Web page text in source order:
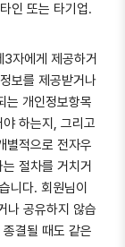
인 또는 타기업.
자에게 제공하거
보를 제공받거나
는 개인정보항목
하는지, 그리고
별적으로 전자우
절차를 거치거
니다. 회원님이
나 공유하지 않습
결될 때도 같은